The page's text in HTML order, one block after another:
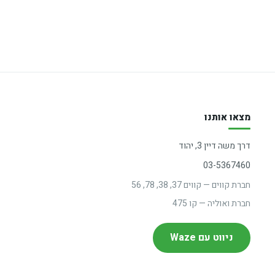
מצאו אותנו
דרך משה דיין 3, יהוד
03-5367460
חברת קווים — קווים 37, 38, 78, 56
חברת ואוליה — קו 475
ניווט עם Waze